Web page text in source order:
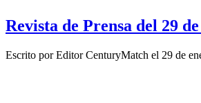
Revista de Prensa del 29
Escrito porEditor CenturyMatch el 29 de